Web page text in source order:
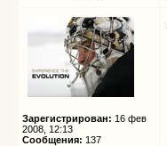
Зарегистрирован: 16 фев
2008, 12:13
Сообщения: 137